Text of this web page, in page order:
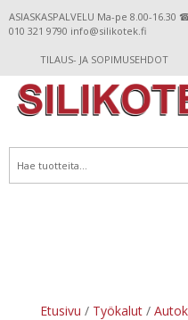
ASIASKASPALVELU Ma-pe 8.00-16.30
010 321 9790 info@silikotek.fi
TILAUS- JA SOPIMUSEHDOT
Etusivu / Työkalut/